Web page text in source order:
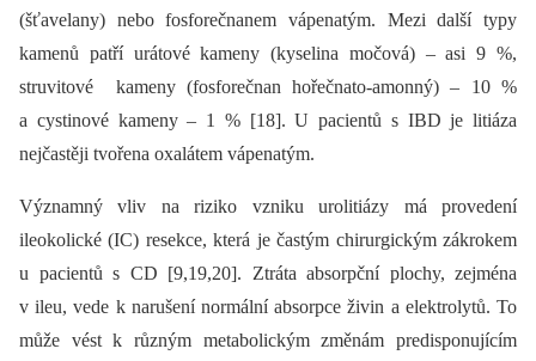
(šťavelany) nebo fosforečnanem vápenatým. Mezi další typy
kamenů patří urátové kameny (kyselina močová) –⁠ asi 9 %,
struvitové kameny (fosforečnan hořečnato-amonný) –⁠ 10 %
a cystinové kameny –⁠ 1 % [18]. U pacientů s IBD je litiáza
nejčastěji tvořena oxalátem vápenatým.
Významný vliv na riziko vzniku urolitiázy má provedení
ileokolické (IC) resekce, která je častým chirurgickým zákrokem
u pacientů s CD [9,19,20]. Ztráta absorpční plochy, zejména
v ileu, vede k narušení normální absorpce živin a elektrolytů. To
může vést k různým metabolickým změnám predisponujícím